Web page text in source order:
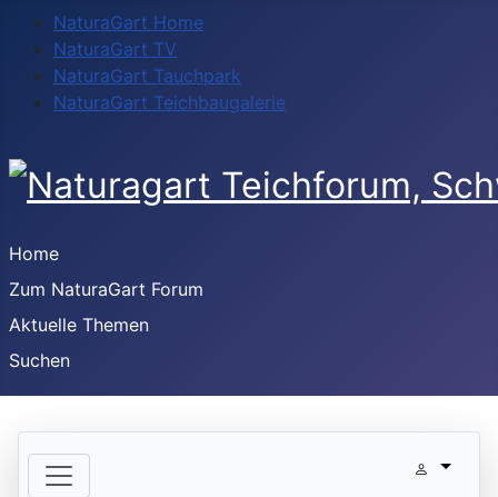
NaturaGart Home
NaturaGart TV
NaturaGart Tauchpark
NaturaGart Teichbaugalerie
Home
Zum NaturaGart Forum
Aktuelle Themen
Suchen